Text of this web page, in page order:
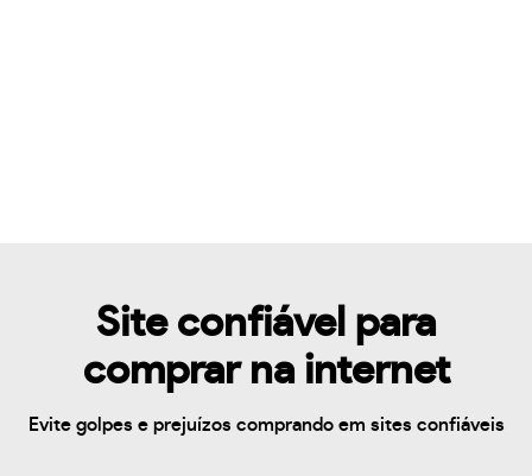
Site confiável para
comprar na internet
Evite golpes e prejuízos comprando em sites confiáveis